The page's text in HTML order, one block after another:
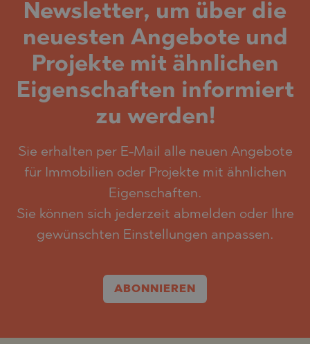
Newsletter, um über die
neuesten Angebote und
Projekte mit ähnlichen
Eigenschaften informiert
zu werden!
Sie erhalten per E-Mail alle neuen Angebote
für Immobilien oder Projekte mit ähnlichen
Eigenschaften.
Sie können sich jederzeit abmelden oder Ihre
gewünschten Einstellungen anpassen.
ABONNIEREN